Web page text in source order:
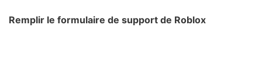
Remplir le formulaire de support de Roblox